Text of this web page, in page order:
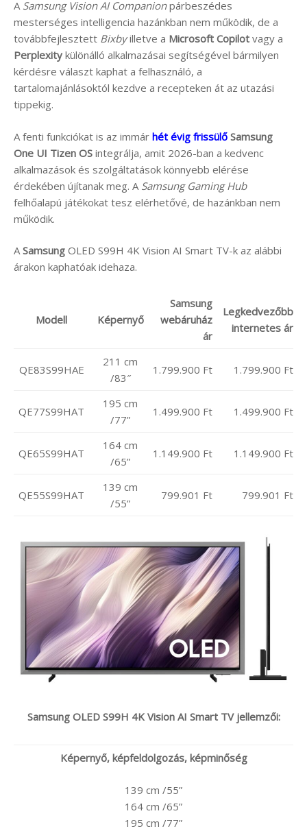
A Samsung Vision AI Companionpárbeszédes
mesterséges intelligencia hazánkban nem működik, de a
továbbfejlesztett Bixbyilletve a Microsoft Copilot vagy a
Perplexity különálló alkalmazásai segítségével bármilyen
kérdésre választ kaphat a felhasználó, a
tartalomajánlásoktól kezdve a recepteken át az utazási
tippekig.
A fenti funkciókat is az immár hét évig frissülő Samsung
One UI Tizen OS integrálja, amit 2026-ban a kedvenc
alkalmazások és szolgáltatások könnyebb elérése
érdekében újítanak meg. A Samsung Gaming Hub
felhőalapú játékokat tesz elérhetővé, de hazánkban nem
működik.
ASamsung OLED S99H 4K Vision AI Smart TV-k az alábbi
árakon kaphatóak idehaza.
Modell Képernyő
Samsung
webáruház
ár
Legkedvezőbb
internetes ár
QE83S99HAE
211 cm
/83″
1.799.900 Ft 1.799.900 Ft
QE77S99HAT
195 cm
/77”
1.499.900 Ft 1.499.900 Ft
QE65S99HAT
164 cm
/65”
1.149.900 Ft 1.149.900 Ft
QE55S99HAT
139 cm
/55”
799.901 Ft 799.901 Ft
Samsung OLED S99H 4K Vision AI Smart TV jellemzői:
Képernyő, képfeldolgozás, képminőség
139 cm /55”
164 cm /65”
195 cm /77”